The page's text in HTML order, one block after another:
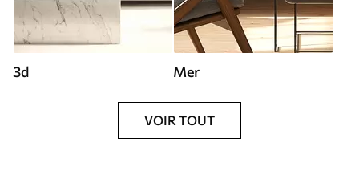
3d Mer
VOIR TOUT